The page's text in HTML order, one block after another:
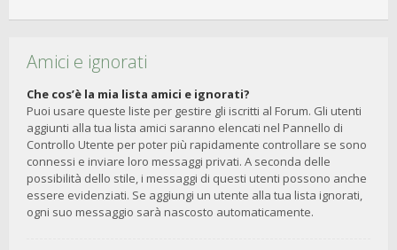
Amici e ignorati
Che cos’è la mia lista amici e ignorati?
Puoi usare queste liste per gestire gli iscritti al Forum. Gli utenti
aggiunti alla tua lista amici saranno elencati nel Pannello di
Controllo Utente per poter più rapidamente controllare se sono
connessi e inviare loro messaggi privati. A seconda delle
possibilità dello stile, i messaggi di questi utenti possono anche
essere evidenziati. Se aggiungi un utente alla tua lista ignorati,
ogni suo messaggio sarà nascosto automaticamente.